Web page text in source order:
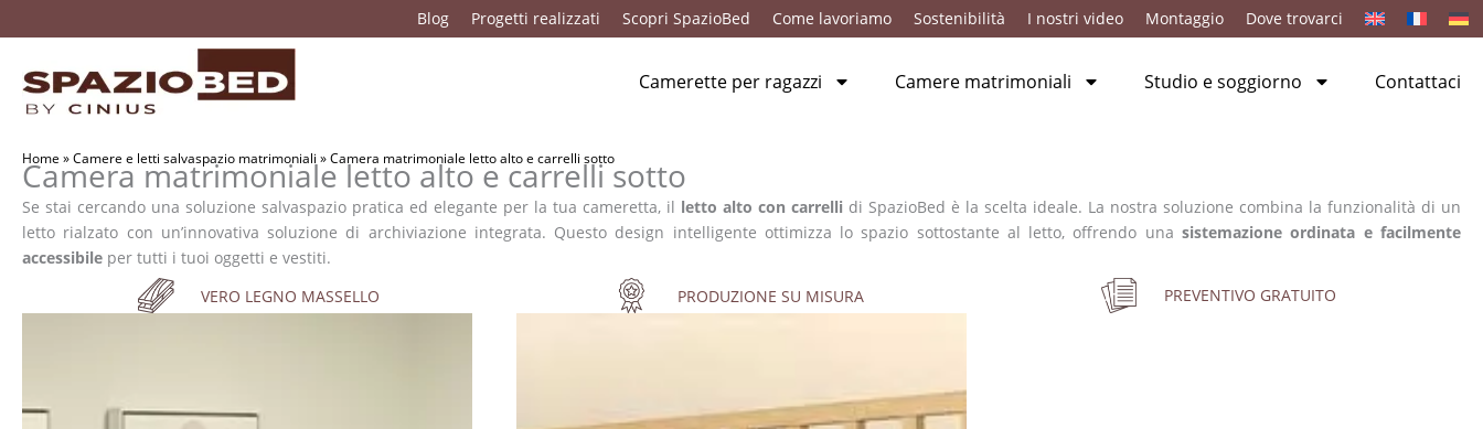
al
Blog Progetti realizzati Scopri SpazioBed Come lavoriamo Sostenibilità I nostri video Montaggio Dove trovarci
Camerette per ragazzi Camere matrimoniali Studio e soggiorno Contattaci
Home »Camere e letti salvaspazio matrimoniali »Camera matrimoniale letto alto e carrelli sotto
Camera matrimoniale letto alto e carrelli sotto
Se stai cercando una soluzione salvaspazio pratica ed elegante per la tua cameretta, il letto alto con carrelli di SpazioBed è la scelta ideale. La nostra soluzione combina la funzionalità di un
letto rialzato con un’innovativa soluzione di archiviazione integrata. Questo design intelligente ottimizza lo spazio sottostante al letto, offrendo una sistemazione ordinata e facilmente
accessibile per tutti i tuoi oggetti e vestiti.
VERO LEGNO MASSELLO
PRODUZIONE SU MISURA PREVENTIVO GRATUITO